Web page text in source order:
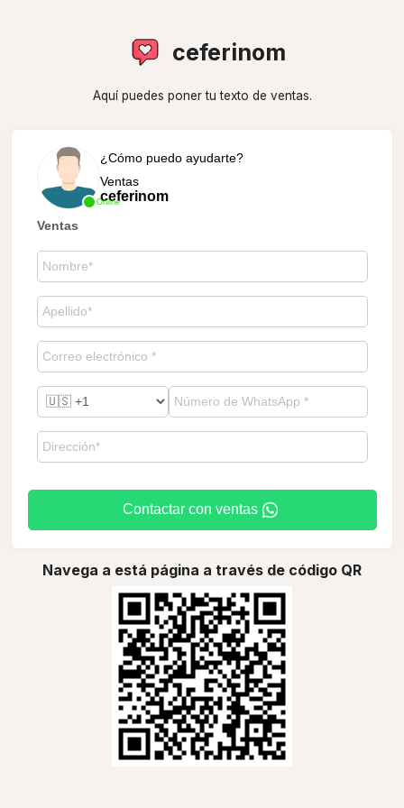
ceferinom
Aquí puedes poner tu texto de ventas.
Online
¿Cómo puedo ayudarte?
Ventas
ceferinom
Ventas
Contactar con ventas
Navega a está página a través de código QR